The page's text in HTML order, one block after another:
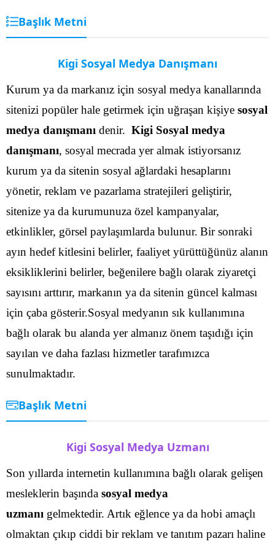
Başlık Metni
Kigi Sosyal Medya Danışmanı
Kurum ya da markanız için sosyal medya kanallarında
sitenizi popüler hale getirmek için uğraşan kişiye sosyal
medya danışmanı denir. Kigi Sosyal medya
danışmanı, sosyal mecrada yer almak istiyorsanız
kurum ya da sitenin sosyal ağlardaki hesaplarını
yönetir, reklam ve pazarlama stratejileri geliştirir,
sitenize ya da kurumunuza özel kampanyalar,
etkinlikler, görsel paylaşımlarda bulunur. Bir sonraki
ayın hedef kitlesini belirler, faaliyet yürüttüğünüz alanın
eksikliklerini belirler, beğenilere bağlı olarak ziyaretçi
sayısını arttırır, markanın ya da sitenin güncel kalması
için çaba gösterir.Sosyal medyanın sık kullanımına
bağlı olarak bu alanda yer almanız önem taşıdığı için
sayılan ve daha fazlası hizmetler tarafımızca
sunulmaktadır.
Başlık Metni
Kigi Sosyal Medya Uzmanı
Son yıllarda internetin kullanımına bağlı olarak gelişen
mesleklerin başında sosyal medya
uzmanı gelmektedir. Artık eğlence ya da hobi amaçlı
olmaktan çıkıp ciddi bir reklam ve tanıtım pazarı haline